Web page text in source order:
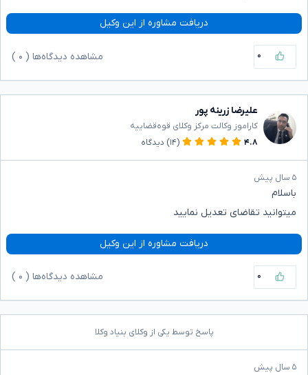
دریافت مشاوره از این وکیل
۰ مشاهده دیدگاه‌ها ( ۰
علیرضا زرینه پور
کاراموز وکالت مرکز وکلای قوه‌قضاییه
۴.۸
(۱۴) دیدگاه
۵ سال پیش
باسلام
میتوانید تقاضای تعدیل نمایید
دریافت مشاوره از این وکیل
۰ مشاهده دیدگاه‌ها ( ۰
پاسخ توسط یکی از وکلای بنیاد وکلا
۵ سال پیش